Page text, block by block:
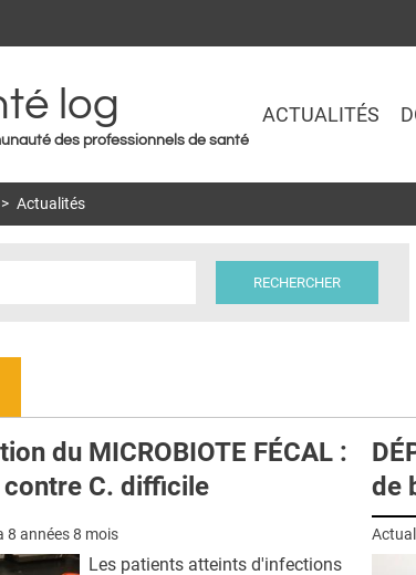
log
des professionnels de santé
ACTUALITÉS
> Actualités
du MICROBIOTE FÉCAL :
C. difficile
8 années 8 mois
Les patients atteints d'infections
de